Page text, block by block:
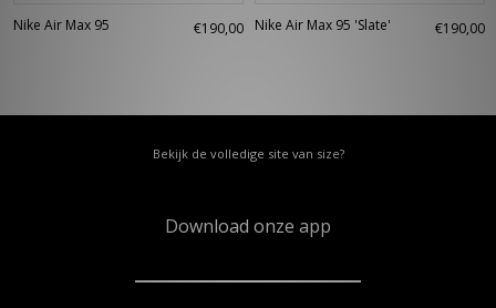
Nike Air Max 95 €190,00 Nike Air Max 95 'Slate' €190,00
Bekijk de volledige site van size?
Download onze app